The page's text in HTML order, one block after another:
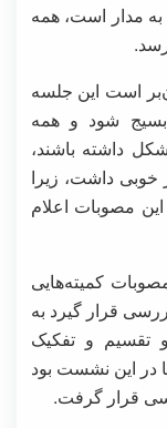
مدار است، همه
است این جلسه
شود و همه
داشته باشند،
خوبی داشت، زیرا
مصوبات اعلام
کمیته‌هایی
قرار گیرد به
تقسیم و تفکیک
در این نشست بود
قرار گرفت.